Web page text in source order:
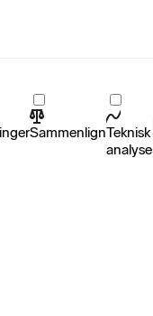
SammenlignTeknisk
analyse